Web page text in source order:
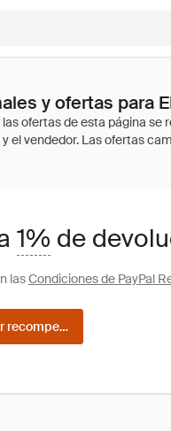
y ofertas para
1% de
lasCondiciones de PayPal
recompensas